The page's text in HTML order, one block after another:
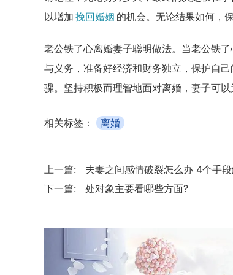
以增加 挽回婚姻 的机会。无论结果如何，
老公铁了心离婚妻子聪明做法。当老公铁
与义务，准备好经济和财务独立，保护自
骤。坚持积极而理智地面对离婚，妻子可以
相关标签： 离婚
上一篇:
夫妻之间感情破裂怎么办 4个手
下一篇:
处对象主要看哪些方面?